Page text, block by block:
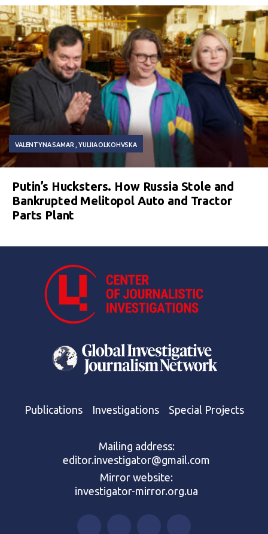
VALENTYNA SAMAR YULIIA OLKOHVSKA
Putin’s Hucksters. How Russia Stole and
Bankrupted Melitopol Auto and Tractor
Parts Plant
Publications Investigations Special Projects
Mailing address:
editor.investigator@gmail.com
Mirror website:
investigator-mirror.org.ua